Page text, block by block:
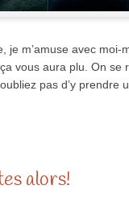
m’amuse avec moi-
vous aura plu. On se
pas d’y prendre
alors!